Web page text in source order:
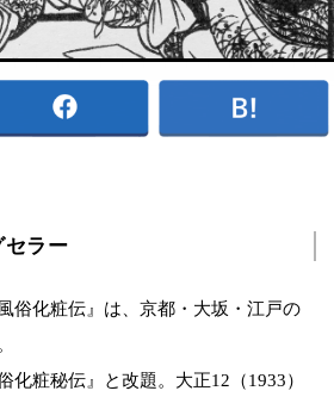
セラー
俗化粧伝』は、京都・大坂・江戸の
化粧秘伝』と改題。大正12（1933）